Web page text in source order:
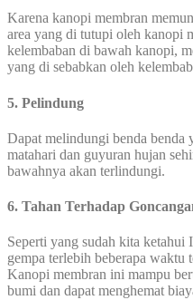
Karena kanopi membran
area yang di tutupi oleh kanopi
kelembaban di bawah kanopi,
yang di sebabkan oleh
5. Pelindung
Dapat melindungi benda benda
matahari dan guyuran hujan
bawahnya akan terlindungi.
6. Tahan Terhadap
Seperti yang sudah kita ketahui
gempa terlebih beberapa waktu
Kanopi membran ini mampu
bumi dan dapat menghemat